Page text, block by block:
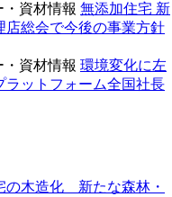
・資材情報 無添加住宅 新
総会で今後の事業方針
・資材情報 環境変化に左
ットフォーム全国社長
の木造化 新たな森林・